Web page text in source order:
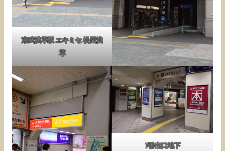
東武浅草駅 エキミセ 松屋浅
草
7番出口地下